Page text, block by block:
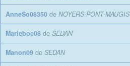
AnneSo08350 de NOYERS-PONT-MAUGIS
Marieboc08 de SEDAN
Manon09 de SEDAN